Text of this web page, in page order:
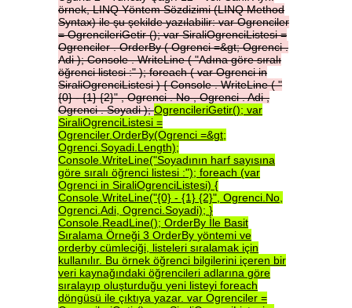
örnek,LINQYöntemSözdizimi(LINQMethod
Syntax)ileşuşekildeyazılabilir:varOgrenciler
=OgrencileriGetir();varSiraliOgrenciListesi=
Ogrenciler.OrderBy(Ogrenci=&gt;Ogrenci.
Adi);Console.WriteLine("Adınagöresıralı
öğrencilistesi:");foreach(varOgrenciin
SiraliOgrenciListesi){Console.WriteLine("
{0}-{1}{2}",Ogrenci.No,Ogrenci.Adi,
Ogrenci.Soyadi);OgrencileriGetir(); var
SiraliOgrenciListesi =
Ogrenciler.OrderBy(Ogrenci =&gt;
Ogrenci.Soyadi.Length);
Console.WriteLine("Soyadının harf sayısına
göre sıralı öğrenci listesi :"); foreach (var
Ogrenci in SiraliOgrenciListesi) {
Console.WriteLine("{0} - {1} {2}", Ogrenci.No,
Ogrenci.Adi, Ogrenci.Soyadi); }
Console.ReadLine(); OrderBy İle Basit
Sıralama Örneği 3 OrderBy yöntemi ve
orderby cümleciği, listeleri sıralamak için
kullanılır. Bu örnek öğrenci bilgilerini içeren bir
veri kaynağındaki öğrencileri adlarına göre
sıralayıp oluşturduğu yeni listeyi foreach
döngüsü ile çıktıya yazar. var Ogrenciler =